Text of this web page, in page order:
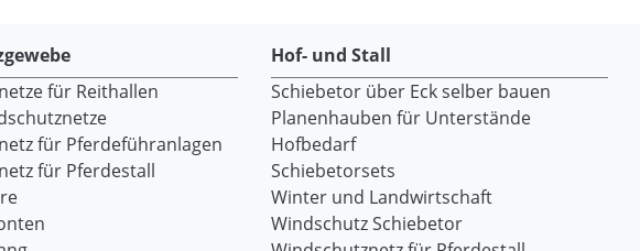
für Reithallen
für Pferdeführanlagen
für Pferdestall
Hof- und Stall
Schiebetor über Eck selber bauen
Planenhauben für Unterstände
Hofbedarf
Schiebetorsets
Winter und Landwirtschaft
Windschutz Schiebetor